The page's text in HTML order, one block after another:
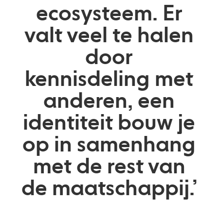
ecosysteem. Er
valt veel te halen
door
kennisdeling met
anderen, een
identiteit bouw je
op in samenhang
met de rest van
de maatschappij.’